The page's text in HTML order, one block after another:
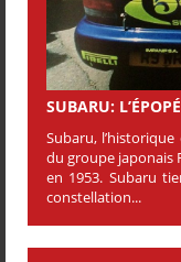
SUBARU:
Subaru,
du groupe japonais
en 1953. Subaru
constellation...